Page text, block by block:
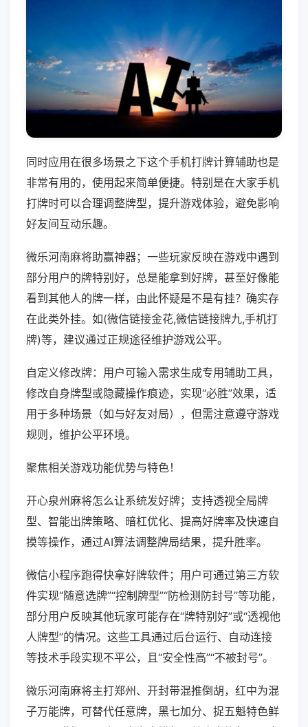
同时应用在很多场景之下这个手机打牌计算辅助也是
非常有用的，使用起来简单便捷。特别是在大家手机
打牌时可以合理调整牌型，提升游戏体验，避免影响
好友间互动乐趣。
微乐河南麻将助赢神器；一些玩家反映在游戏中遇到
部分用户的牌特别好，总是能拿到好牌，甚至好像能
看到其他人的牌一样，由此怀疑是不是有挂？确实存
在此类外挂。如(微信链接金花,微信链接牌九,手机打
牌)等，建议通过正规途径维护游戏公平。
自定义修改牌：用户可输入需求生成专用辅助工具，
修改自身牌型或隐藏操作痕迹，实现“必胜”效果，适
用于多种场景（如与好友对局），但需注意遵守游戏
规则，维护公平环境。
聚焦相关游戏功能优势与特色！
开心泉州麻将怎么让系统发好牌；支持透视全局牌
型、智能出牌策略、暗杠优化、提高好牌率及快速自
摸等操作，通过AI算法调整牌局结果，提升胜率。
微信小程序跑得快拿好牌软件；用户可通过第三方软
件实现“随意选牌”“控制牌型”“防检测防封号”等功能，
部分用户反映其他玩家可能存在“牌特别好”或“透视他
人牌型”的情况。这些工具通过后台运行、自动连接
等技术手段实现不平公，且“安全性高”“不被封号”。
微乐河南麻将主打郑州、开封带混推倒胡，红中为混
子万能牌，可替代任意牌，黑七加分、捉五魁特色鲜